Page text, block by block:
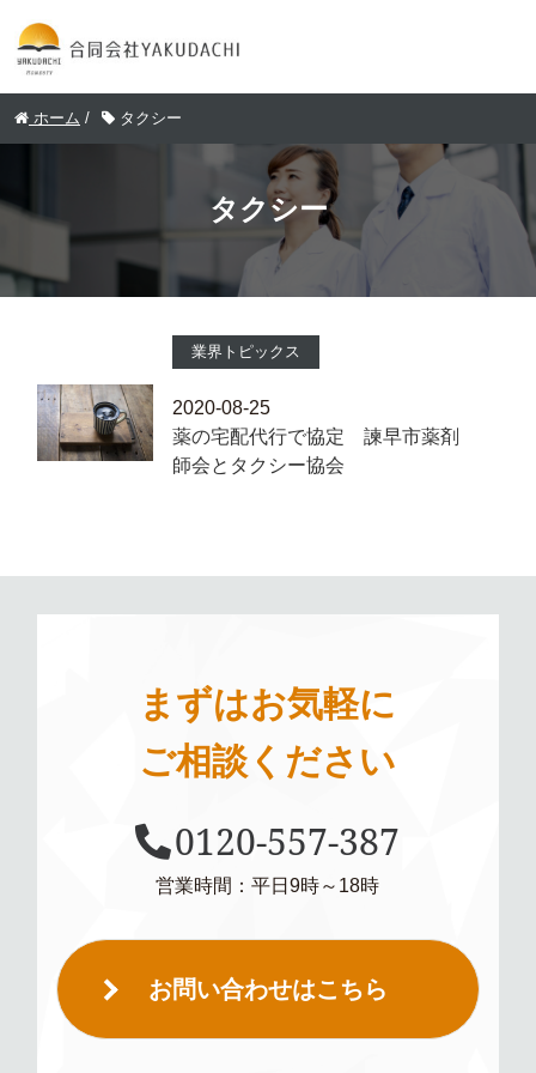
ホーム / タクシー
タクシー
業界トピックス
2020-08-25
薬の宅配代行で協定 諫早市薬剤
師会とタクシー協会
まずはお気軽に
ご相談ください
0120-557-387
営業時間：平日9時～18時
お問い合わせはこちら